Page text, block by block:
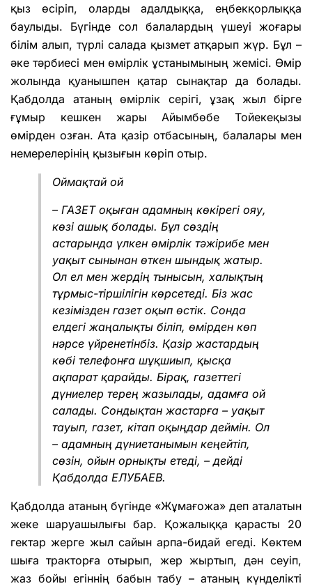
қыз өсіріп, оларды адалдыққа, еңбекқорлыққа
баулыды. Бүгінде сол балалардың үшеуі жоғары
білім алып, түрлі салада қызмет атқарып жүр. Бұл –
әке тәрбиесі мен өмірлік ұстанымының жемісі. Өмір
жолында қуанышпен қатар сынақтар да болады.
Қабдолда атаның өмірлік серігі, ұзақ жыл бірге
ғұмыр кешкен жары Айымбөбе Тойекеқызы
өмірден озған. Ата қазір отбасының, балалары мен
немерелерінің қызығын көріп отыр.
Оймақтай ой
– ГАЗЕТ оқыған адамның көкірегі ояу,
көзі ашық болады. Бұл сөздің
астарында үлкен өмірлік тәжірибе мен
уақыт сынынан өткен шындық жатыр.
Ол ел мен жердің тынысын, халықтың
тұрмыс-тіршілігін көрсетеді. Біз жас
кезімізден газет оқып өстік. Сонда
елдегі жаңалықты біліп, өмірден көп
нәрсе үйренетінбіз. Қазір жастардың
көбі телефонға шұқшиып, қысқа
ақпарат қарайды. Бірақ, газеттегі
дүниелер терең жазылады, адамға ой
салады. Сондықтан жастарға – уақыт
тауып, газет, кітап оқыңдар деймін. Ол
– адамның дүниетанымын кеңейтіп,
сөзін, ойын орнықты етеді, – дейді
Қабдолда ЕЛУБАЕВ.
Қабдолда атаның бүгінде «Жұмағожа» деп аталатын
жеке шаруашылығы бар. Қожалыққа қарасты 20
гектар жерге жыл сайын арпа-бидай егеді. Көктем
шыға тракторға отырып, жер жыртып, дән сеуіп,
жаз бойы егіннің бабын табу – атаның күнделікті